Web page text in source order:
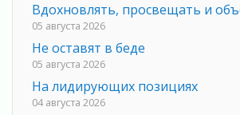
Вдохновлять, просвещать и
05 августа 2026
Не оставят в беде
05 августа 2026
На лидирующих позициях
04 августа 2026